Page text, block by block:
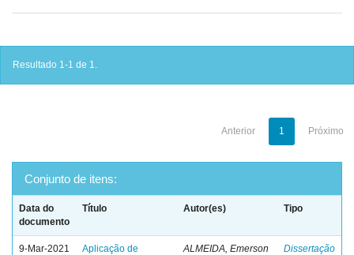
Resultado 1-1 de 1.
Anterior 1 Próximo
Conjunto de itens:
Data do
documento
Título Autor(es) Tipo
9-Mar-2021
Aplicação de
ALMEIDA, Emerson
Dissertação